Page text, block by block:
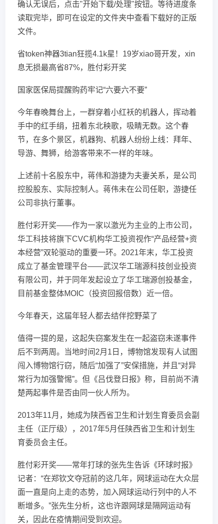
确认无误后，点击"开始下载/处理"按钮。等待进度条
读取完毕，即可在设定的文件夹中查看下载好的正版
文件。
省token神器3tian狂揽4.1k星！19岁xiao哥开发，xin
息无损最高省87%，胜付彩开奖
国家医保局提醒购药牢记“六要六不要”
今年春晚舞台上，一群穿着小红袄的机器人，挥动着
手中的红手绢，扭着东北秧歌，吸睛无数。这个春
节，在多个景区，机器狗、机器人纷纷上线：拜年、
导游、舞狮，给游客带来不一样的年味。
上述前十名股东中，蒋伟和游捷为夫妻关系，是公司
控股股东、实际控制人。蒋伟未在公司任职，游捷任
公司非执行董事。
胜付彩开奖——作为一家以激光为主业的上市公司，
华工科技将旗下CVC机构华工投资视作“产品经营+资
本经营”双轮驱动的重要一环。2021年末，华工投资
成立了基金管理平台——武汉华工瑞源科技创业投资
有限公司，并于同年发起设立了华工瑞源创投基金，
目前基金整体MOIC（投资回报倍数）近一倍。
今年春天，这届年轻人都去结伴挖野菜了
值得一提的是，这起失窃案发生在一起盗窃未遂事件
后不到两周。当地时间2月1日，博物馆发现有人试图
闯入博物馆行窃，随后“加强了”安保措施，并且“对异
常行为加强警惕”。但《吕伐登日报》称，目前尚不清
楚两起事件是否由同一伙人所为。
2013年11月，她成为陕西省卫生和计划生育委员会副
主任（正厅级），2017年5月任陕西省卫生和计划生
育委员会主任。
胜付彩开奖——常年打球的张先生告诉《环球时报》
记者：“在郑钦文夺冠前的这几年，网球运动在大众层
面一直是向上走的态势，加入网球运动行列中的人不
断增多。”张先生分析，这也许跟网球是隔网运动有
关，因此在疫情期间受到欢迎。